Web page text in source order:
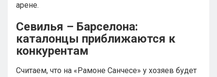
арене.
Севилья – Барселона:
каталонцы приближаются к
конкурентам
Считаем, что на «Рамоне Санчесе» у хозяев будет